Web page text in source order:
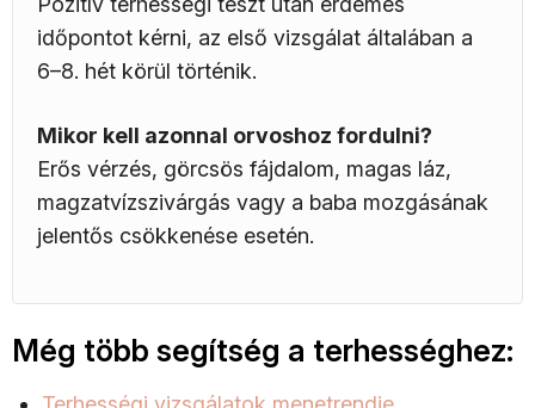
időpontot kérni, az első vizsgálat általában a
6–8. hét körül történik.
Mikor kell azonnal orvoshoz fordulni?
Erős vérzés, görcsös fájdalom, magas láz,
magzatvízszivárgás vagy a baba mozgásának
jelentős csökkenése esetén.
Még több segítség a terhességhez: